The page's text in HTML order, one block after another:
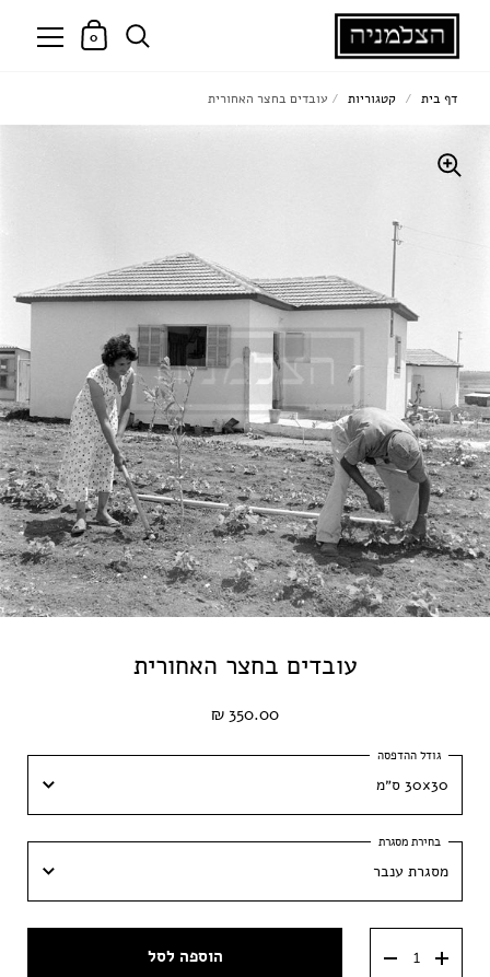
0
עובדים בחצר האחורית
350.00 ₪
30x30 ס״מ
30x30 ס״מ
40x40 ס״מ
50x50 ס״מ
מסגרת ענבר
מסגרת וונגה הוספה לסל
דף בית / קטגוריות / עובדים בחצר האחורית